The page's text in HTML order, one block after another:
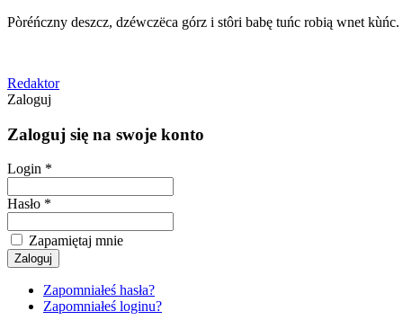
Pòréńczny deszcz, dzéwczëca górz i stôri babę tuńc robią wnet kùńc.
Redaktor
Zaloguj
Zaloguj się na swoje konto
Login *
Hasło *
Zapamiętaj mnie
Zapomniałeś hasła?
Zapomniałeś loginu?